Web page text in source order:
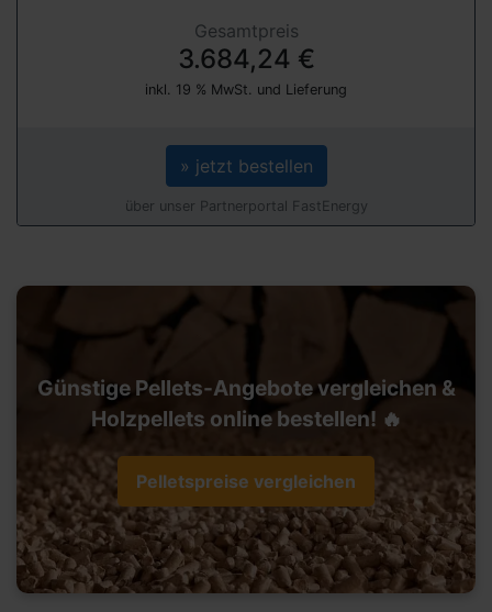
Gesamtpreis
3.684,24 €
inkl. 19 % MwSt. und Lieferung
» jetzt bestellen
über unser Partnerportal FastEnergy
Günstige Pellets-Angebote vergleichen &
Holzpellets online bestellen! 🔥
Pelletspreise vergleichen